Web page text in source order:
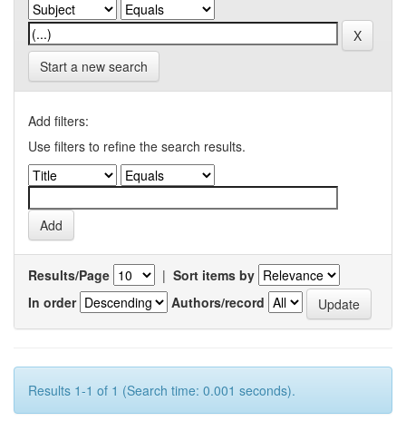
Start a new search
Add filters:
Use filters to refine the search results.
Results/Page | Sort items by
In order
Authors/record
Results 1-1 of 1 (Search time: 0.001 seconds).